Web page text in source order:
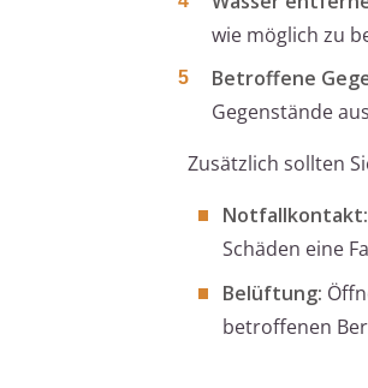
wie möglich zu
Betroffene
Gegenstände
Zusätzlich sollten
Notfallkontakt:
Schäden eine
Belüftung:
betroffenen